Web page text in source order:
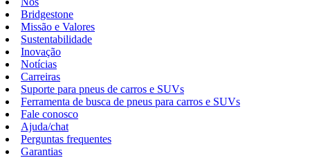
Bridgestone
Missão e Valores
Sustentabilidade
Inovação
Notícias
Carreiras
Suporte para pneus de carros e SUVs
Ferramenta de busca de pneus para carros e SUVs
Fale conosco
Ajuda/chat
Perguntas frequentes
Garantias